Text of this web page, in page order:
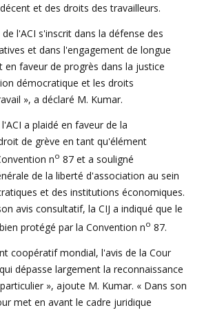
et des droits des travailleurs.
l'ACI s'inscrit dans la défense des
et dans l'engagement de longue
faveur de progrès dans la justice
démocratique et les droits
», a déclaré M. Kumar.
a plaidé en faveur de la
de grève en tant qu'élément
no 87 et a souligné
de la liberté d'association au sein
et des institutions économiques.
avis consultatif, la CIJ a indiqué que le
protégé par la Convention no 87.
coopératif mondial, l'avis de la Cour
dépasse largement la reconnaissance
», ajoute M. Kumar. « Dans son
met en avant le cadre juridique